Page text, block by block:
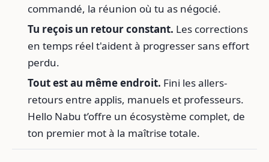
commandé, la réunion où tu as négocié.
Tu reçois un retour constant. Les corrections
en temps réel t'aident à progresser sans effort
perdu.
Tout est au même endroit. Fini les allers-
retours entre applis, manuels et professeurs.
Hello Nabu t’offre un écosystème complet, de
ton premier mot à la maîtrise totale.